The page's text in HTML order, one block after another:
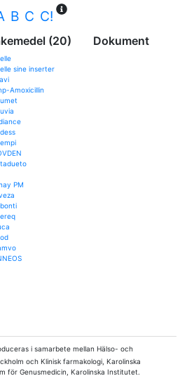
B C C!
(20)
sine inserter
Amoxicillin
PM
Dokument
i samarbete mellan Hälso- och
och Klinisk farmakologi, Karolinska
för Genusmedicin, Karolinska Institutet.